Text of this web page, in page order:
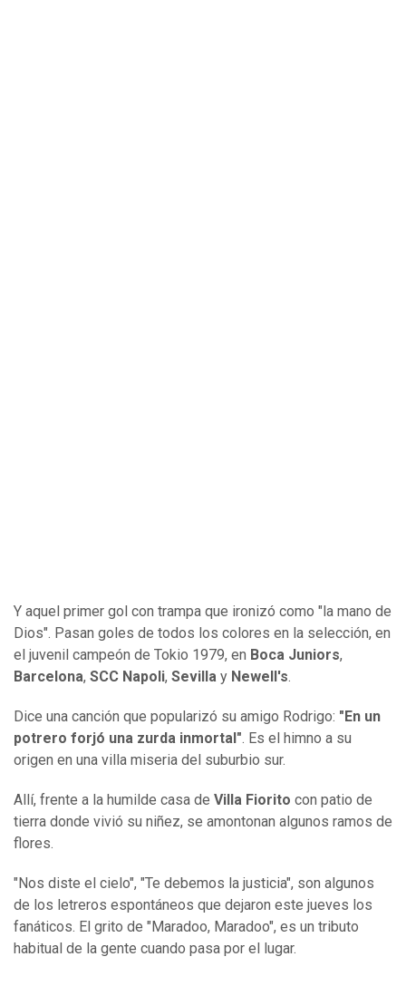
Y aquel primer gol con trampa que ironizó como "la mano de
Dios". Pasan goles de todos los colores en la selección, en
el juvenil campeón de Tokio 1979, en Boca Juniors,
Barcelona, SCC Napoli, Sevilla y Newell's.
Dice una canción que popularizó su amigo Rodrigo: "En un
potrero forjó una zurda inmortal". Es el himno a su
origen en una villa miseria del suburbio sur.
Allí, frente a la humilde casa de Villa Fiorito con patio de
tierra donde vivió su niñez, se amontonan algunos ramos de
flores.
"Nos diste el cielo", "Te debemos la justicia", son algunos
de los letreros espontáneos que dejaron este jueves los
fanáticos. El grito de "Maradoo, Maradoo", es un tributo
habitual de la gente cuando pasa por el lugar.